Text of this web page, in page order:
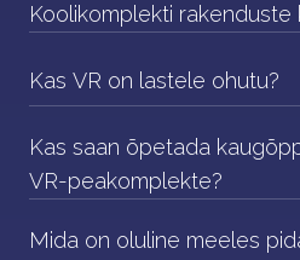
Koolikomplekti rakenduste
Kas VR on lastele ohutu?
Kas saan õpetada
VR-peakomplekte?
Mida on oluline meeles